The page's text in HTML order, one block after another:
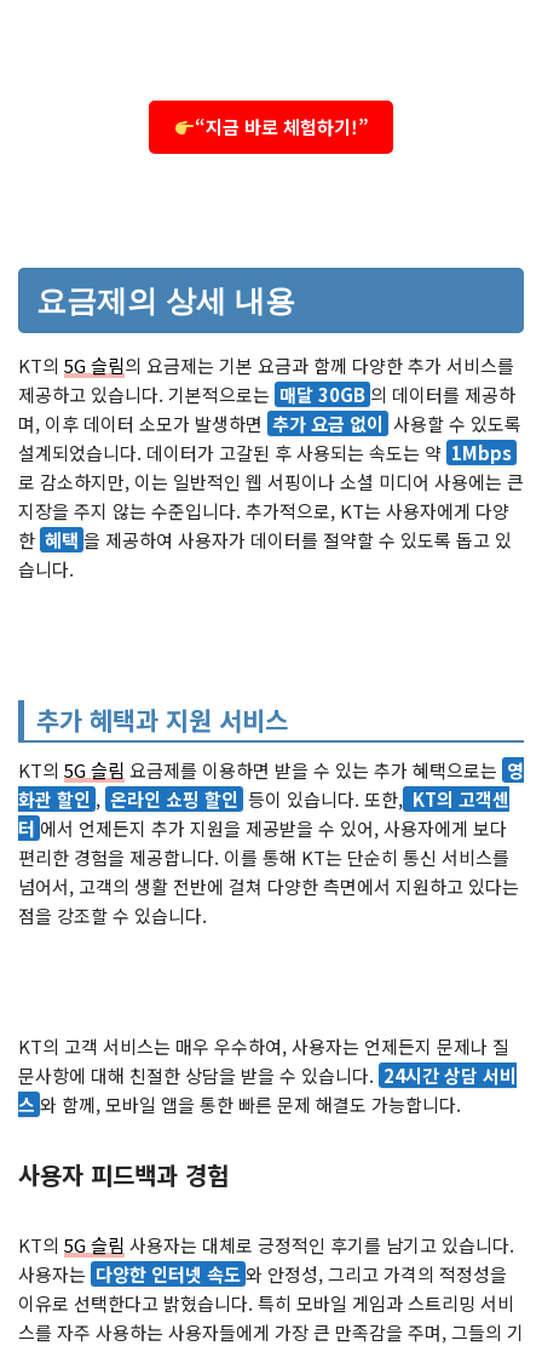
“지금 바로 체험하기!”
요금제의 상세 내용
KT의 5G 슬림의 요금제는 기본 요금과 함께 다양한 추가 서비스를
제공하고 있습니다. 기본적으로는 매달 30GB 의 데이터를 제공하
며, 이후 데이터 소모가 발생하면 추가 요금 없이 사용할 수 있도록
설계되었습니다. 데이터가 고갈된 후 사용되는 속도는 약 1Mbps
로 감소하지만, 이는 일반적인 웹 서핑이나 소셜 미디어 사용에는 큰
지장을 주지 않는 수준입니다. 추가적으로, KT는 사용자에게 다양
한 혜택 을 제공하여 사용자가 데이터를 절약할 수 있도록 돕고 있
습니다.
추가 혜택과 지원 서비스
KT의 5G 슬림 요금제를 이용하면 받을 수 있는 추가 혜택으로는 영
화관 할인 , 온라인 쇼핑 할인 등이 있습니다. 또한, KT의 고객센
터 에서 언제든지 추가 지원을 제공받을 수 있어, 사용자에게 보다
편리한 경험을 제공합니다. 이를 통해 KT는 단순히 통신 서비스를
넘어서, 고객의 생활 전반에 걸쳐 다양한 측면에서 지원하고 있다는
점을 강조할 수 있습니다.
KT의 고객 서비스는 매우 우수하여, 사용자는 언제든지 문제나 질
문사항에 대해 친절한 상담을 받을 수 있습니다. 24시간 상담 서비
스 와 함께, 모바일 앱을 통한 빠른 문제 해결도 가능합니다.
사용자 피드백과 경험
KT의 5G 슬림 사용자는 대체로 긍정적인 후기를 남기고 있습니다.
사용자는 다양한 인터넷 속도와 안정성, 그리고 가격의 적정성을
이유로 선택한다고 밝혔습니다. 특히 모바일 게임과 스트리밍 서비
스를 자주 사용하는 사용자들에게 가장 큰 만족감을 주며, 그들의 기